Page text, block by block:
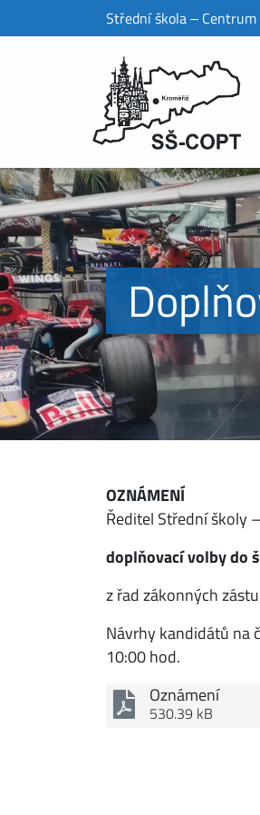
Střední škola ‒
OZNÁMENÍ
Ředitel Střední školy
doplňovací volby do
z řad zákonných
Návrhy kandidátů na
10:00 hod.
Oznámení
530.39 kB